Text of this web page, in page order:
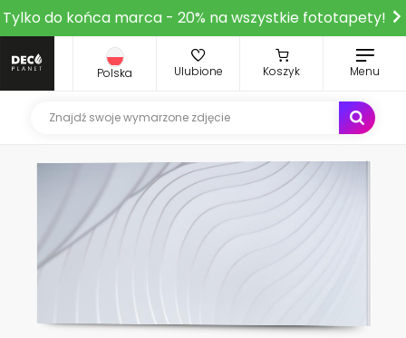
Tylko do końca marca - 20% na wszystkie fototapety!
Polska Ulubione Koszyk Menu